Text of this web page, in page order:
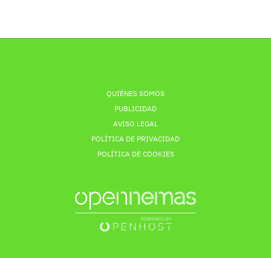
QUIÉNES SOMOS
PUBLICIDAD
AVISO LEGAL
POLÍTICA DE PRIVACIDAD
POLÍTICA DE COOKIES